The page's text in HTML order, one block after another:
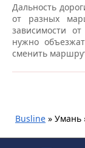
Ресторан “Три
Автовокзалы
Дальность
от разных
зависимости
нужно
сменить
Busline » Умань